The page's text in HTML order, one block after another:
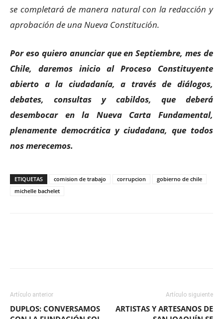
se completará de manera natural con la redacción y
aprobación de una Nueva Constitución.
Por eso quiero anunciar que en Septiembre, mes de
Chile, daremos inicio al Proceso Constituyente
abierto a la ciudadanía, a través de diálogos,
debates, consultas y cabildos, que deberá
desembocar en la Nueva Carta Fundamental,
plenamente democrática y ciudadana, que todos
nos merecemos.
ETIQUETAS comision de trabajo corrupcion
gobierno de chile
michelle bachelet
Artículo anterior
DUPLOS: CONVERSAMOS
Artículo siguiente
ARTISTAS Y ARTESANOS DE